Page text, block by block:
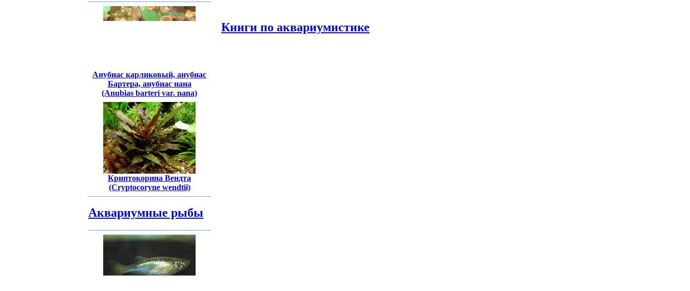
Анубиас карликовый, анубиас
Бартера, анубиас нана
(Anubias barteri var. nana)
Криптокорина Вендта
(Cryptocoryne wendtii)
Аквариумные рыбы
Книги по аквариумистике